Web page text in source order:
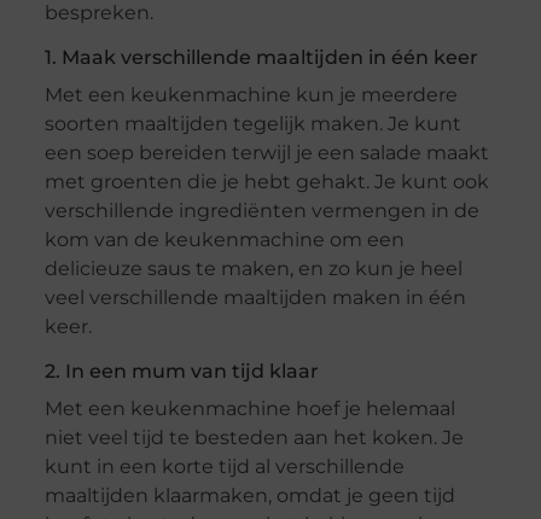
bespreken.
1. Maak verschillende maaltijden in één keer
Met een keukenmachine kun je meerdere
soorten maaltijden tegelijk maken. Je kunt
een soep bereiden terwijl je een salade maakt
met groenten die je hebt gehakt. Je kunt ook
verschillende ingrediënten vermengen in de
kom van de keukenmachine om een
delicieuze saus te maken, en zo kun je heel
veel verschillende maaltijden maken in één
keer.
2. In een mum van tijd klaar
Met een keukenmachine hoef je helemaal
niet veel tijd te besteden aan het koken. Je
kunt in een korte tijd al verschillende
maaltijden klaarmaken, omdat je geen tijd